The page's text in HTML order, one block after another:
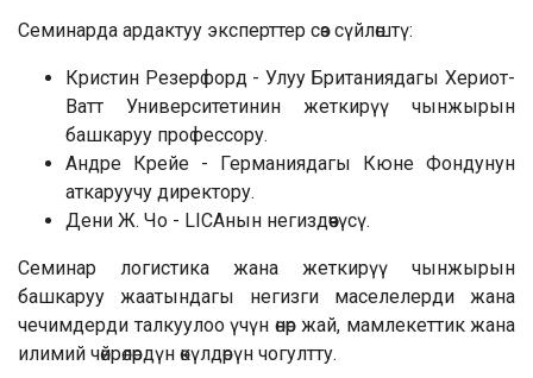
Семинарда ардактуу эксперттер сөз сүйлөштү:
Кристин Резерфорд - Улуу Британиядагы Хериот-
Ватт Университетинин жеткирүү чынжырын
башкаруу профессору.
Андре Крейе - Германиядагы Кюне Фондунун
аткаруучу директору.
Дени Ж. Чо - LICAнын негиздөөчүсү.
Семинар логистика жана жеткирүү чынжырын
башкаруу жаатындагы негизги маселелерди жана
чечимдерди талкуулоо үчүн өнөр жай, мамлекеттик жана
илимий чөйрөлөрдүн өкүлдөрүн чогултту.